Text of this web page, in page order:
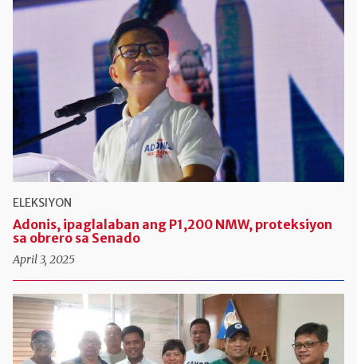
ELEKSIYON
Adonis, ipaglalaban ang P1,200 NMW, proteksiyon
sa obrero sa Senado
April 3, 2025